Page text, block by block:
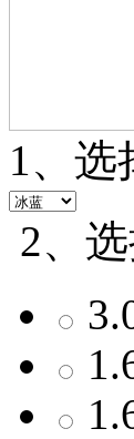
1、选
2、